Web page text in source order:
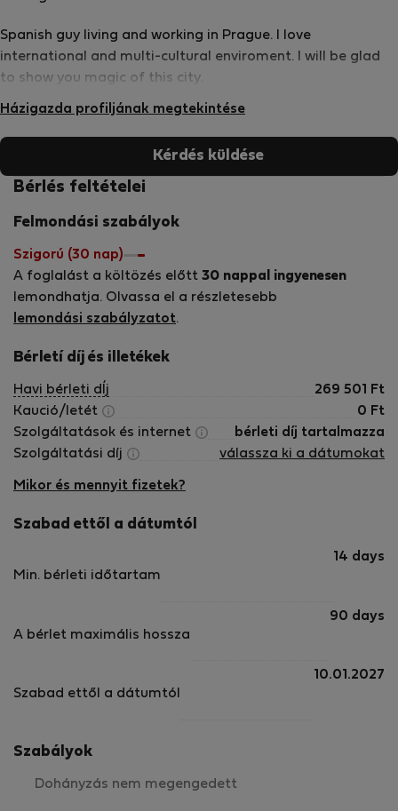
Spanish guy living and working in Prague. I love
international and multi-cultural enviroment. I will be glad
to show you magic of this city.
Házigazda profiljának megtekintése
Kérdés küldése
Bérlés feltételei
Felmondási szabályok
Szigorú (30 nap)
A foglalást a költözés előtt 30 nappal ingyenesen
lemondhatja. Olvassa el a részletesebb
lemondási szabályzatot.
Bérletí díj és illetékek
Havi bérleti dÍj 269 501
Ft
Kaució/letét
0 Ft
Szolgáltatások és internet
bérleti díj tartalmazza
Szolgáltatási díj
válassza ki a dátumokat
Mikor és mennyit fizetek?
Szabad ettől a dátumtól
Min. bérleti időtartam
14 days
A bérlet maximális hossza
90 days
Szabad ettől a dátumtól
10.01.2027
Szabályok
Dohányzás nem megengedett